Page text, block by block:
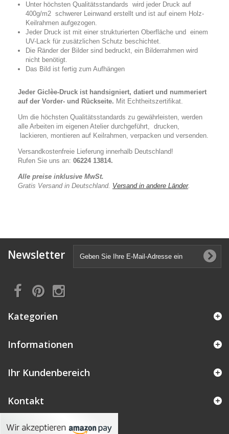
Unter höchsten Qualitätsstandards wird jeder Druck auf
400g/m2 schwerer Leinwand erstellt und ist auf einem Holz-
Keilrahmen aufgezogen.
Jeder Druck ist mit einer strukturierten Oberfläche und einem
UV-Lack für zusätzlichen Schutz beschichtet.
Die Ränder der Bilder sind bedruckt, ein Bilderrahmen wird
nicht benötigt.
Das Bild ist fertig zum Aufhängen
Jeder Giclèe-Druck ist handsigniert, datiert und nummeriert
auf der Vorder- und Rückseite. Mit Echtheitszertifikat.
Um die höchsten Qualitätsstandards zu gewährleisten, werden
alle Arbeiten im eigenen Atelier durchgeführt, drucken,
lackieren, montieren auf Keilrahmen, verpacken und versenden.
Versandkostenfreie Lieferung innerhalb Deutschland!
Rufen Sie uns an: 06224 13814.
Alle preise inklusive MwSt.
Gratis Versand in Deutschland. Versand in andere Länder.
Newsletter
Kategorien
Informationen
Ihr Kundenbereich
Kontakt